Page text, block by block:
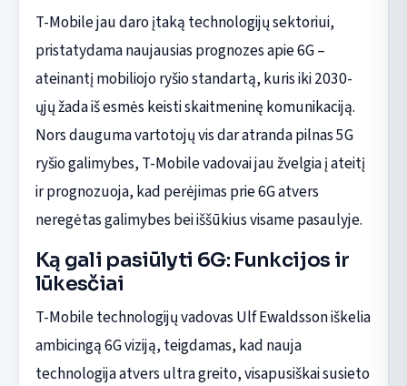
T-Mobile jau daro įtaką technologijų sektoriui,
pristatydama naujausias prognozes apie 6G –
ateinantį mobiliojo ryšio standartą, kuris iki 2030-
ųjų žada iš esmės keisti skaitmeninę komunikaciją.
Nors dauguma vartotojų vis dar atranda pilnas 5G
ryšio galimybes, T-Mobile vadovai jau žvelgia į ateitį
ir prognozuoja, kad perėjimas prie 6G atvers
neregėtas galimybes bei iššūkius visame pasaulyje.
Ką gali pasiūlyti 6G: Funkcijos ir
lūkesčiai
T-Mobile technologijų vadovas Ulf Ewaldsson iškelia
ambicingą 6G viziją, teigdamas, kad nauja
technologija atvers ultra greito, visapusiškai susieto